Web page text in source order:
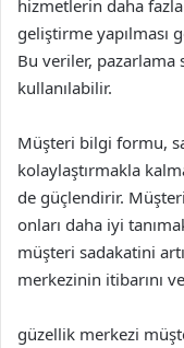
hizmetlerin daha
geliştirme yapılması
Bu veriler,
kullanılabilir.
Müşteri bilgi formu,
kolaylaştırmakla
de güçlendirir.
onları daha iyi
müşteri sadakatini
merkezinin itibarını
güzellik merkezi